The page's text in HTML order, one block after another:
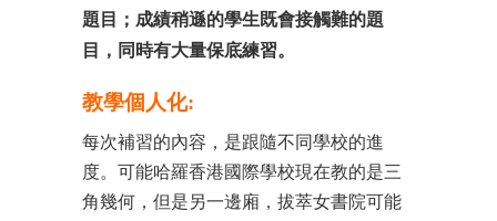
題目；成績稍遜的學生既會接觸難的題
目，同時有大量保底練習。
教學個人化:
每次補習的內容，是跟隨不同學校的進
度。可能哈羅香港國際學校現在教的是三
角幾何，但是另一邊廂，拔萃女書院可能